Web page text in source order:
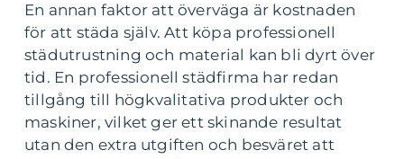
En annan faktor att överväga är kostnaden
för att städa själv. Att köpa professionell
städutrustning och material kan bli dyrt över
tid. En professionell städfirma har redan
tillgång till högkvalitativa produkter och
maskiner, vilket ger ett skinande resultat
utan den extra utgiften och besväret att